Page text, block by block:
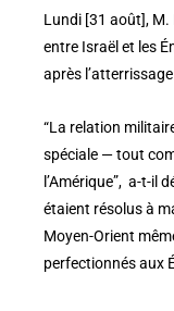
Lundi [31 août], M.
entre Israël et les
après
“La relation
spéciale — tout
l’Amérique”, a-t-il
étaient résolus à
Moyen-Orient
perfectionnés aux